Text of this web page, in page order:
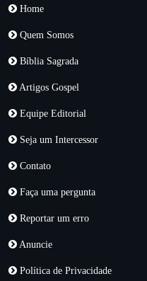
Home
Quem Somos
Bíblia Sagrada
Artigos Gospel
Equipe Editorial
Seja um Intercessor
Contato
Faça uma pergunta
Reportar um erro
Anuncie
Política de Privacidade